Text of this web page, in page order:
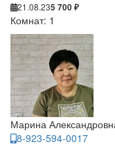
21.08.235 700 ₽
Комнат: 1
Марина
8-923-594-0017